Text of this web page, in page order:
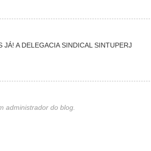
A DELEGACIA SINDICAL SINTUPERJ
administrador do blog.